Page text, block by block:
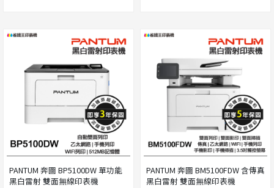
PANTUM 奔圖 BP5100DW 單功能
黑白雷射 雙面無線印表機
PANTUM 奔圖 BM5100FDW 含傳真
黑白雷射 雙面無線印表機